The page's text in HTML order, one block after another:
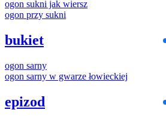
ogon sukni jak wiersz
ogon przy sukni
bukiet
ogon sarny
ogon sarny w gwarze łowieckiej
epizod